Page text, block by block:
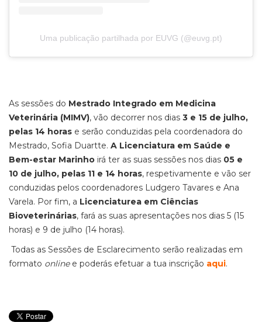
Uma publicação partilhada por EUVG (@euvg.pt)
As sessões do Mestrado Integrado em Medicina
Veterinária (MIMV), vão decorrer nos dias 3 e 15 de julho,
pelas 14 horas e serão conduzidas pela coordenadora do
Mestrado, Sofia Duartte. A Licenciatura em Saúde e
Bem-estar Marinho irá ter as suas sessões nos dias 05 e
10 de julho, pelas 11 e 14 horas, respetivamente e vão ser
conduzidas pelos coordenadores Ludgero Tavares e Ana
Varela. Por fim, a Licenciaturea em Ciências
Bioveterinárias, fará as suas apresentações nos dias 5 (15
horas) e 9 de julho (14 horas).
Todas as Sessões de Esclarecimento serão realizadas em
formato online e poderás efetuar a tua inscrição aqui.